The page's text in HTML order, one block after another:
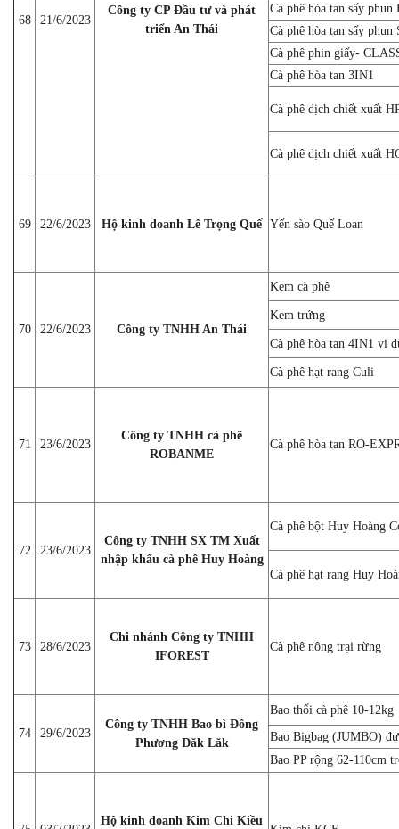
68 21/6/2023
Công ty CP Đầu tư và phát
triển An Thái
Cà phê hòa tan sấy phun
Cà phê hòa tan sấy phun
Cà phê phin giấy-
Cà phê hòa tan 3IN1
Cà phê dịch chiết xuất
Cà phê dịch chiết xuất
69 22/6/2023 Hộ kinh doanh Lê Trọng Quế Yến sào Quế Loan
70 22/6/2023 Công ty TNHH An Thái
Kem cà phê
Kem trứng
Cà phê hòa tan 4IN1 vị
Cà phê hạt rang Culi
71 23/6/2023
Công ty TNHH cà phê
ROBANME
Cà phê hòa tan RO-
72 23/6/2023
Công ty TNHH SX TM Xuất
nhập khẩu cà phê Huy Hoàng
Cà phê bột Huy Hoàng
Cà phê hạt rang Huy
73 28/6/2023
Chi nhánh Công ty TNHH
IFOREST
Cà phê nông trại rừng
74 29/6/2023
Công ty TNHH Bao bì Đông
Phương Đăk Lăk
Bao thổi cà phê 10-12kg
Bao Bigbag (JUMBO)
Bao PP rộng 62-110cm
Hộ kinh doanh Kim Chi Kiều